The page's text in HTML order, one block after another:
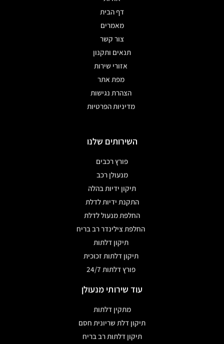
דף הבית
מאמרים
צור קשר
תנאים ותקנון
אזורי שירות
מפת אתר
הצהרת נגישות
מדיניות הפרטיות
השירותים שלנו
פורץ רכבים
מנעולן רכב
תיקון ידיות בהלה
התקנת ידיות לדלת
החלפת מנעול לדלת
החלפת צילינדר רב בריח
תיקון דלתות
תיקון דלתות זכוכית
פורץ דלתות 24/7
עוד שירותי מנעולן
מתקין דלתות
תיקון דלת שריונית חסם
תיקון דלתות רב בריח